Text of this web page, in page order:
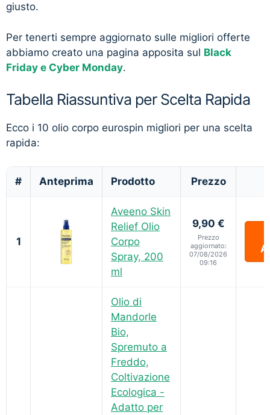
giusto.
Per tenerti sempre aggiornato sulle migliori offerte
abbiamo creato una pagina apposita sul Black
Friday e Cyber Monday.
Tabella Riassuntiva per Scelta Rapida
Ecco i 10 olio corpo eurospin migliori per una scelta
rapida:
# Anteprima Prodotto Prezzo
1
Aveeno Skin
Relief Olio
Corpo
Spray, 200
ml
9,90 €
Prezzo
aggiornato:
07/08/2026
09:16
Olio di
Mandorle
Bio,
Spremuto a
Freddo,
Coltivazione
Ecologica -
Adatto per